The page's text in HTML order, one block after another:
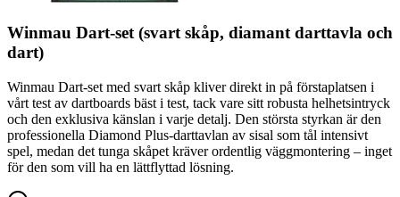
Winmau Dart-set (svart skåp, diamant darttavla och
dart)
Winmau Dart-set med svart skåp kliver direkt in på förstaplatsen i
vårt test av dartboards bäst i test, tack vare sitt robusta helhetsintryck
och den exklusiva känslan i varje detalj. Den största styrkan är den
professionella Diamond Plus-darttavlan av sisal som tål intensivt
spel, medan det tunga skåpet kräver ordentlig väggmontering – inget
för den som vill ha en lättflyttad lösning.